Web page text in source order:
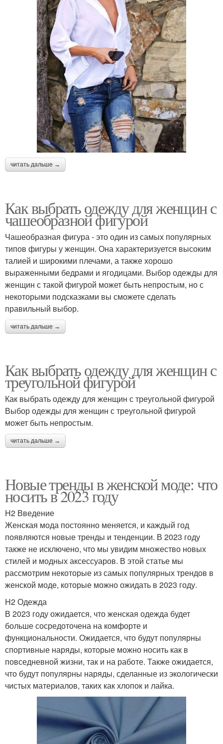
читать дальше →
Как выбрать одежду для женщин с
чашеобразной фигурой
Чашеобразная фигура - это один из самых популярных
типов фигуры у женщин. Она характеризуется высоким
талией и широкими плечами, а также хорошо
выраженными бедрами и ягодицами. Выбор одежды для
женщин с такой фигурой может быть непростым, но с
некоторыми подсказками вы сможете сделать
правильный выбор.
читать дальше →
Как выбрать одежду для женщин с
треугольной фигурой
Как выбрать одежду для женщин с треугольной фигурой
Выбор одежды для женщин с треугольной фигурой
может быть непростым.
читать дальше →
Новые тренды в женской моде: что
носить в 2023 году
H2 Введение
Женская мода постоянно меняется, и каждый год
появляются новые тренды и тенденции. В 2023 году
также не исключено, что мы увидим множество новых
стилей и модных аксессуаров. В этой статье мы
рассмотрим некоторые из самых популярных трендов в
женской моде, которые можно ожидать в 2023 году.
H2 Одежда
В 2023 году ожидается, что женская одежда будет
больше сосредоточена на комфорте и
функциональности. Ожидается, что будут популярны
спортивные наряды, которые можно носить как в
повседневной жизни, так и на работе. Также ожидается,
что будут популярны наряды, сделанные из экологически
чистых материалов, таких как хлопок и лайка.